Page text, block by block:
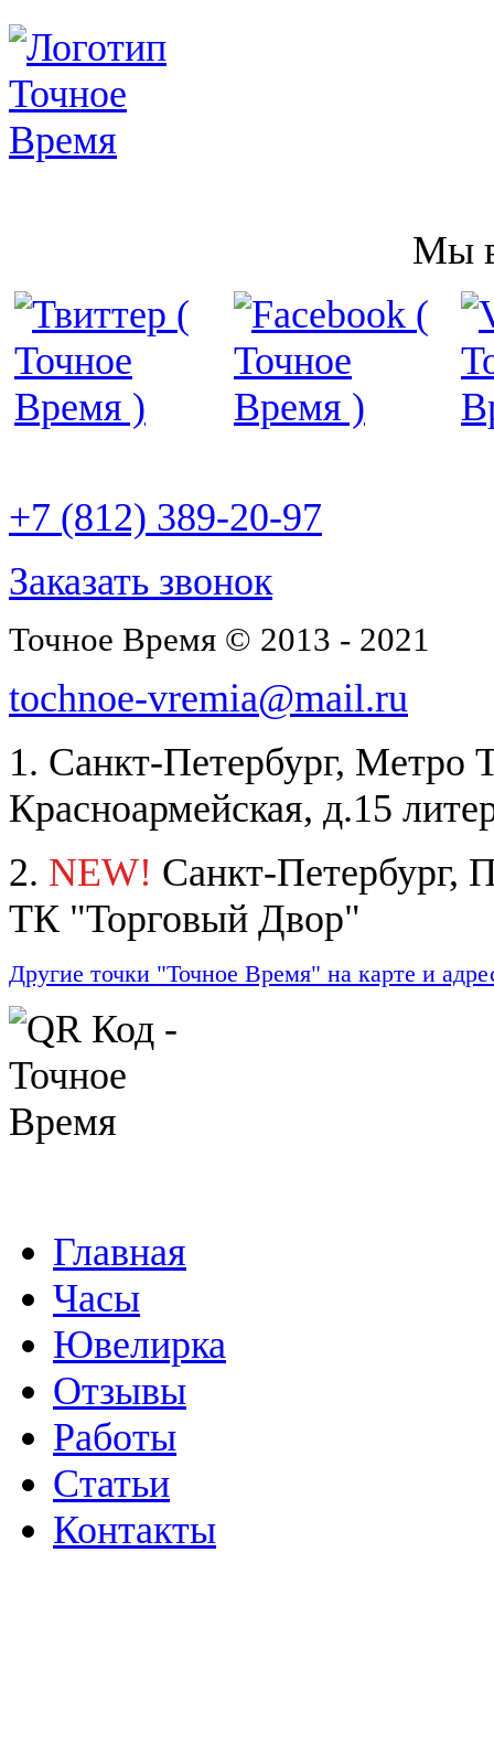
Мы
+7 (812) 389-20-97
Заказать звонок
Точное Время © 2013 - 2021
tochnoe-vremia@mail.ru
1. Санкт-Петербург, Метро
Красноармейская, д.15
2. NEW! Санкт-Петербург,
ТК "Торговый Двор"
Другие точки "Точное Время" на карте и
Главная
Часы
Ювелирка
Отзывы
Работы
Статьи
Контакты